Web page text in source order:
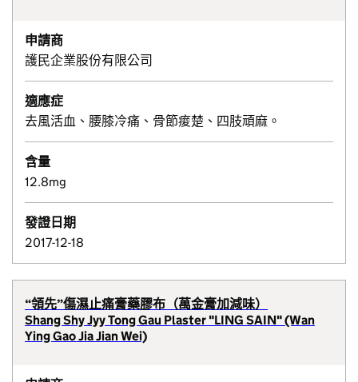
申請商
護民企業股份有限公司
適應症
去風活血、腰膝冷痛、骨節痠楚、四肢頑麻。
含量
12.8mg
發證日期
2017-12-18
“領先”傷濕止痛膏藥膠布（萬金膏加減味）
Shang Shy Jyy Tong Gau Plaster "LING SAIN" (Wan
Ying Gao Jia Jian Wei)